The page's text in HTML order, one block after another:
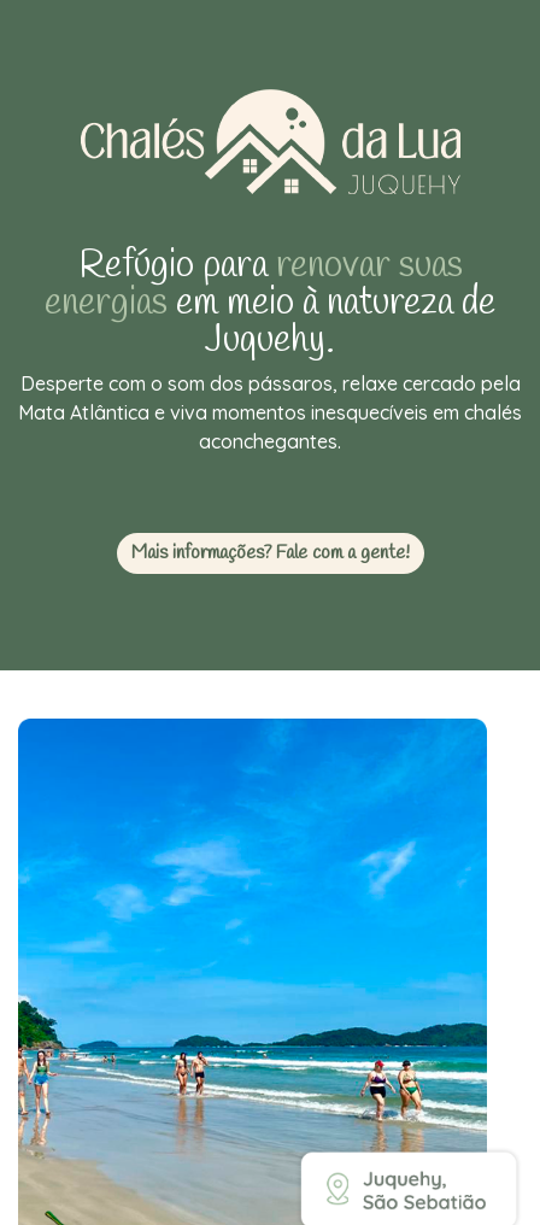
Refúgio pararenovar suas
energias em meio à natureza de
Juquehy.
Desperte com o som dos pássaros, relaxe cercado pela
Mata Atlântica e viva momentos inesquecíveis em chalés
aconchegantes.
Mais informações? Fale com a gente!